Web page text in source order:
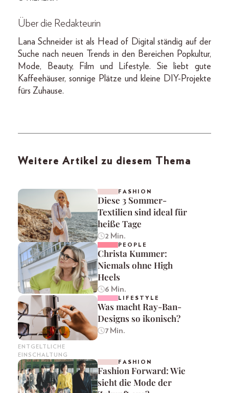
Über die Redakteurin
Lana Schneider ist als Head of Digital ständig auf der
Suche nach neuen Trends in den Bereichen Popkultur,
Mode, Beauty, Film und Lifestyle. Sie liebt gute
Kaffeehäuser, sonnige Plätze und kleine DIY-Projekte
fürs Zuhause.
Weitere Artikel zu diesem Thema
FASHION
Diese 3 Sommer-
Textilien sind ideal für
heiße Tage
2 Min.
PEOPLE
Christa Kummer:
Niemals ohne High
Heels
6 Min.
ENTGELTLICHE
EINSCHALTUNG
LIFESTYLE
Was macht Ray-Ban-
Designs so ikonisch?
7 Min.
FASHION
Fashion Forward: Wie
sieht die Mode der